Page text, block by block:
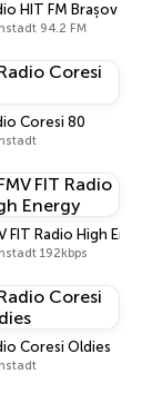
HIT FM Brașov
94.2 FM
Coresi 80
FIT Radio High
192kbps
Coresi Oldies